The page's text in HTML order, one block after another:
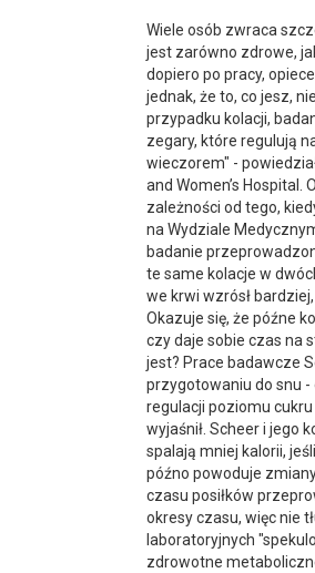
Wiele osób zwraca
jest zarówno zdrowe,
dopiero po pracy,
jednak, że to, co jesz,
przypadku kolacji,
zegary, które regulują
wieczorem" -
and Women’s Hospital.
zależności od tego,
na Wydziale
badanie
te same kolacje w
we krwi wzrósł
Okazuje się, że późne
czy daje sobie czas na
jest? Prace badawcze
przygotowaniu do snu -
regulacji poziomu
wyjaśnił. Scheer i jego
spalają mniej kalorii,
późno powoduje
czasu posiłków
okresy czasu, więc nie
laboratoryjnych
zdrowotne